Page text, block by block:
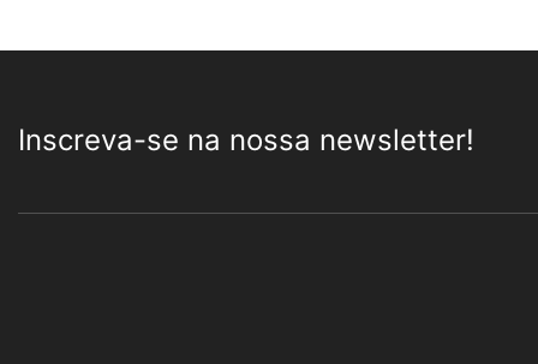
Inscreva-se na nossa newsletter!